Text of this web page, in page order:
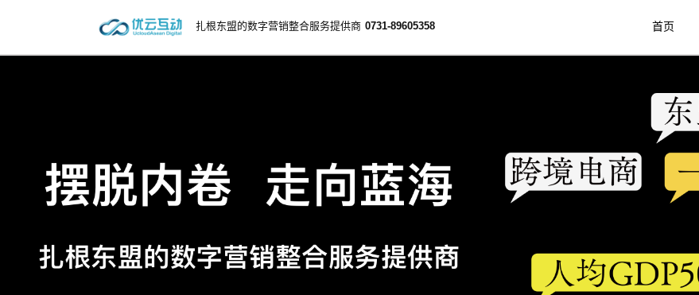
扎根东盟的数字营销整合服务提供商 0731-89605358 首页